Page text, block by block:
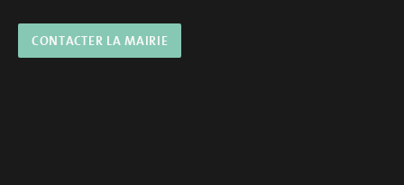
CONTACTER LA MAIRIE